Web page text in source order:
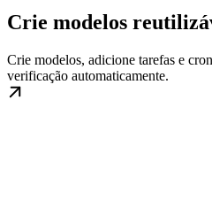
Crie modelos
Crie modelos, adicione tarefas e
verificação automaticamente.